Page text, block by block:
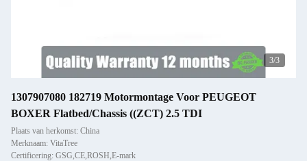
3/3
1307907080 182719 Motormontage Voor PEUGEOT
BOXER Flatbed/Chassis ((ZCT) 2.5 TDI
Plaats van herkomst: China
Merknaam: VitaTree
Certificering: GSG,CE,ROSH,E-mark